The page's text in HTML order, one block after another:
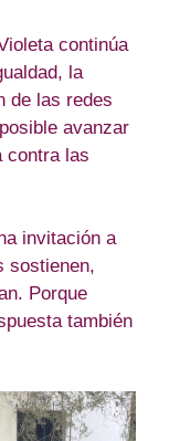
continúa
la
de las redes
avanzar
contra las
invitación a
sostienen,
Porque
también